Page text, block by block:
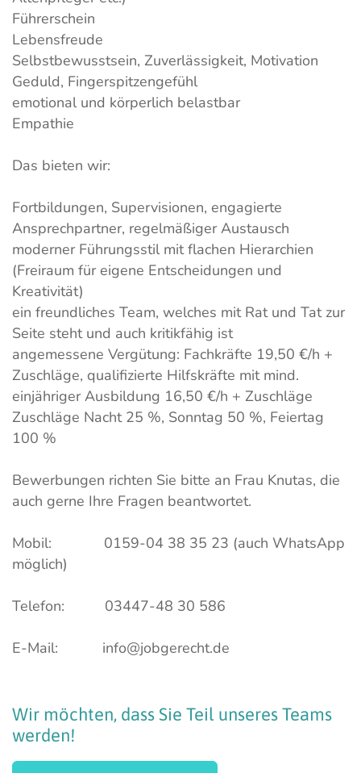
Führerschein
Lebensfreude
Selbstbewusstsein, Zuverlässigkeit, Motivation
Geduld, Fingerspitzengefühl
emotional und körperlich belastbar
Empathie
Das bieten wir:
Fortbildungen, Supervisionen, engagierte
Ansprechpartner, regelmäßiger Austausch
moderner Führungsstil mit flachen Hierarchien
(Freiraum für eigene Entscheidungen und
Kreativität)
ein freundliches Team, welches mit Rat und Tat zur
Seite steht und auch kritikfähig ist
angemessene Vergütung: Fachkräfte 19,50 €/h +
Zuschläge, qualifizierte Hilfskräfte mit mind.
einjähriger Ausbildung 16,50 €/h + Zuschläge
Zuschläge Nacht 25 %, Sonntag 50 %, Feiertag
100 %
Bewerbungen richten Sie bitte an Frau Knutas, die
auch gerne Ihre Fragen beantwortet.
Mobil: 0159-04 38 35 23 (auch WhatsApp
möglich)
Telefon: 03447-48 30 586
E-Mail: info@jobgerecht.de
Wir möchten, dassSie Teil unseresTeams
werden!